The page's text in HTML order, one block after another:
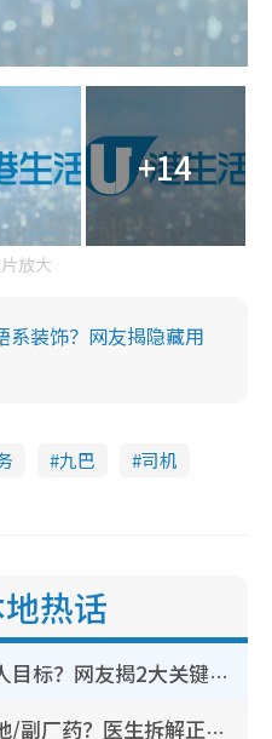
+14
放大
装饰？网友揭隐藏用
九巴
司机
热话
装修拆铁闸随时变贼人目标？网友揭2大关键用途：装新款等于白装？附新旧铁闸分别
网传公立医院改用内地/副厂药？医生拆解正副厂分别，揭4类人换药随时出事